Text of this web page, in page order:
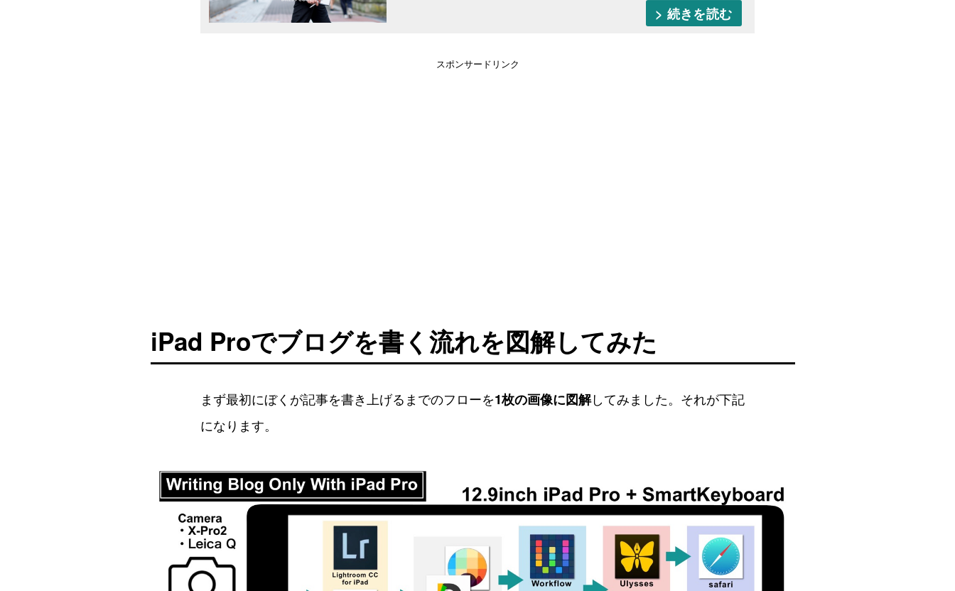
スポンサードリンク
iPad Proでブログを書く流れを図解してみた
まず最初にぼくが記事を書き上げるまでのフローを1枚の画像に図解してみました。それが下記
になります。